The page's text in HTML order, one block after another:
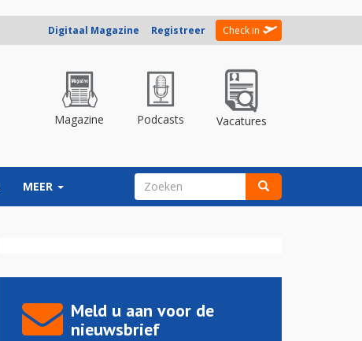
Digitaal Magazine Registreer Check in
Magazine Podcasts Vacatures
MEER ZOEKVELD
Meld u aan voor de
nieuwsbrief